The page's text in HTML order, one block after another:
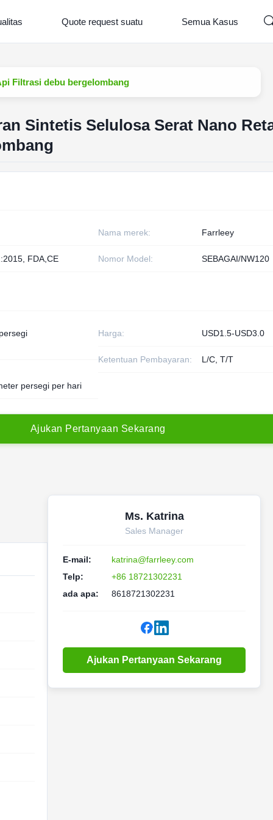
Quote request suatu Semua Kasus
Filtrasi debu bergelombang
Sintetis Selulosa Serat Nano
Nama merek: Farrleey
FDA,CE Nomor Model: SEBAGAI/NW120
Harga: USD1.5-USD3.0
Ketentuan Pembayaran: L/C, T/T
persegi per hari
Ajukan Pertanyaan Sekarang
Ms. Katrina
Sales Manager
E-mail:
katrina@farrleey.com
Telp:
+86 18721302231
ada apa:
8618721302231
Ajukan Pertanyaan Sekarang